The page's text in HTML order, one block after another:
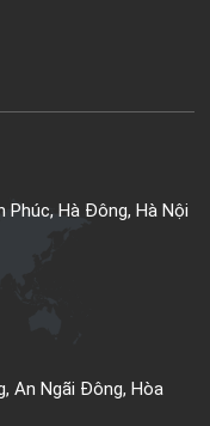
Phúc, Hà Đông, Hà Nội
An Ngãi Đông, Hòa